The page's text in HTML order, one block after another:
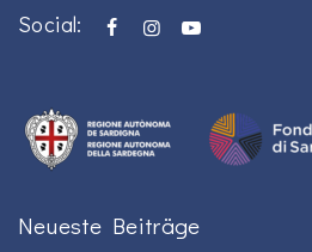
Social:
Neueste Beiträge